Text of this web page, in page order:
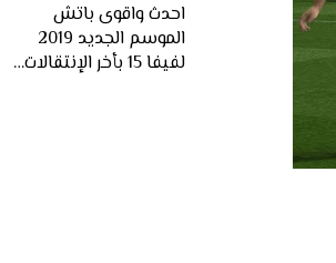
احدث واقوى باتش
الموسم الجديد 2019
لفيفا 15 بأخر الإنتقالات…